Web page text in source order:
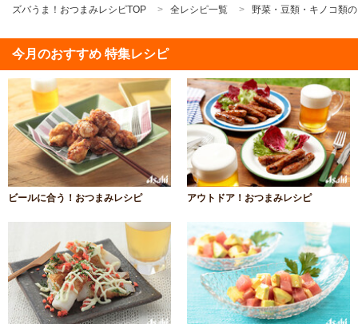
ズバうま！おつまみレシピTOP
全レシピ一覧 野菜・豆類・キノコ類
今月のおすすめ 特集レシピ
ビールに合う！おつまみレシピ アウトドア！おつまみレシピ